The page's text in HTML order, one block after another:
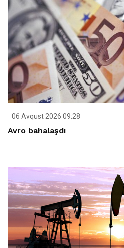
06 Avqust 2026 09:28
Avro bahalaşdı